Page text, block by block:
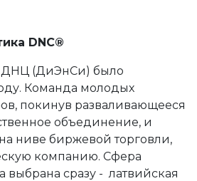
DNC®
ДНЦ (ДиЭнСи) было
Команда молодых
покинув разваливающееся
объединение, и
ниве биржевой торговли,
компанию. Сфера
выбрана сразу - латвийская